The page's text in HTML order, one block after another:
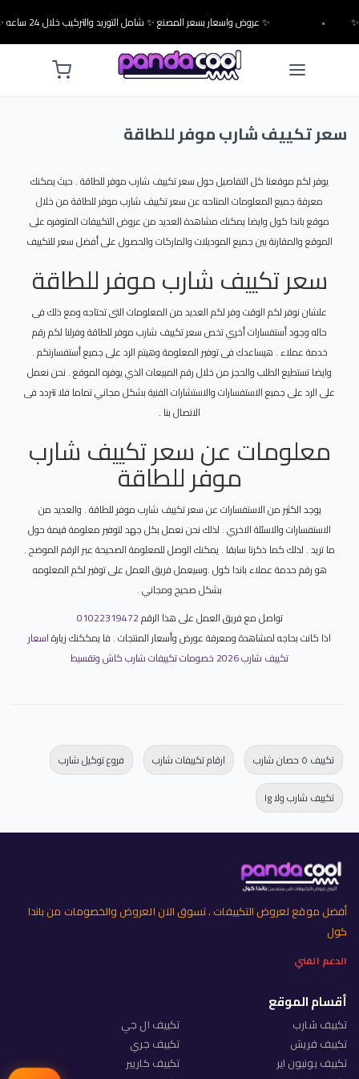
✨ عروض واسعار بسعر المصنع ✨ شامل التوريد والتركيب خلال 24 ساعه ✨ •
سعر تكييف شارب موفر للطاقة
يوفر لكم موقعنا كل التفاصيل حول سعر تكييف شارب موفر للطاقة . حيث يمكنك
معرفة جميع المعلومات المتاحه عن سعر تكييف شارب موفر للطاقة من خلال
موقع باندا كول وايضا يمكنك مشاهدة العديد من عروض التكييفات المتوفره على
الموقع والمقارنة بين جميع الموديلات والماركات والحصول على أفضل سعر للتكييف
سعر تكييف شارب موفر للطاقة
علشان نوفر لكم الوقت وفر لكم العديد من المعلومات التى تحتاجه ومع ذلك فى
حاله وجود أستفسارات أخري تخص سعر تكييف شارب موفر للطاقة وفرلنا لكم رقم
خدمة عملاء . هيساعدك فى توفير المعلومة وهيتم الرد على جميع أستفسارتكم .
وايضا تستطيع الطلب والحجز من خلال رقم المبيعات الذي يوفره الموقع . نحن نعمل
على الرد على جميع الاستفسارات والاستشارات الفنية بشكل مجاني تماما فلا تتردد فى
الاتصال بنا .
معلومات عن سعر تكييف شارب
موفر للطاقة
يوجد الكثير من الاستفسارات عن سعر تكييف شارب موفر للطاقة . والعديد من
الاستفسارات والاسئلة الاخري . لذلك نحن نعمل بكل جهد لتوفير معلومة قيمة حول
ما تريد . لذلك كما ذكرنا سابقا . يمكنك الوصل للمعلومة الصحيحة عبر الرقم الموضح .
هو رقم حدمة عملاء باندا كول .وسيعمل فريق العمل على توفير لكم المعلومه
بشكل صحيح ومجاني .
تواصل مع فريق العمل على هذا الرقم01022319472
اذا كانت بحاجه لمشاهدة ومعرفة عورض وأسعار المنتجات . فا يمككنك زيارةاسعار
تكييف شارب 2026 خصومات تكييفات شارب كاش وتقسيط
تكييف ٥ حصان شارب ارقام تكييفات شارب فروع توكيل شارب
تكييف شارب ولا lg
أفضل موقع لعروض التكييفات . تسوق الان العروض والخصومات من باندا
كول
الدعم الفني
أقسام الموقع
تكييف شارب
تكييف ال جي
تكييف فريش
تكييف جري
تكييف يونيون اير
تكييف كاريير